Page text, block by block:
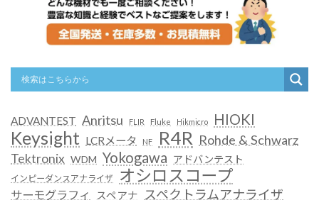
ADVANTEST Anritsu FLIR Fluke Hikmicro HIOKI
Keysight LCRメータ NF R4R Rohde & Schwarz
Tektronix WDM Yokogawa アドバンテスト
インピーダンスアナライザ オシロスコープ
サーモグラフィ スペアナ スペクトラムアナライザ